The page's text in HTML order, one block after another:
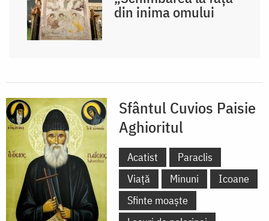
din inima omului
Sfântul Cuvios Paisie
Aghioritul
Acatist
Paraclis
Viață
Minuni
Icoane
Sfinte moaște